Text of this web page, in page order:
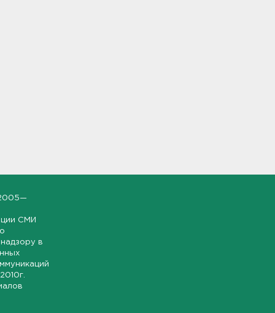
СМИ
в